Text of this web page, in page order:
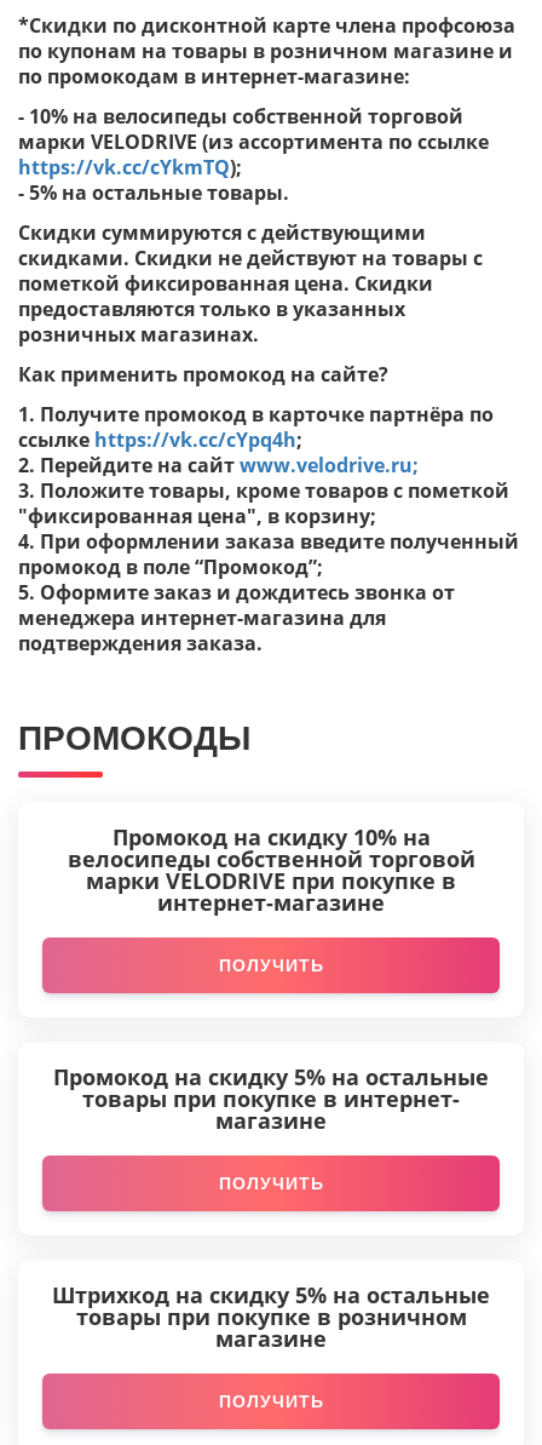
*Скидки по дисконтной карте члена профсоюза
по купонам на товары в розничном магазине и
по промокодам в интернет-магазине:
- 10% на велосипеды собственной торговой
марки VELODRIVE (из ассортимента по ссылке
https://vk.cc/cYkmTQ);
- 5% на остальные товары.
Скидки суммируются с действующими
скидками. Скидки не действуют на товары с
пометкой фиксированная цена. Скидки
предоставляются только в указанных
розничных магазинах.
Как применить промокод на сайте?
1. Получите промокод в карточке партнёра по
ссылке https://vk.cc/cYpq4h;
2. Перейдите на сайтwww.velodrive.ru;
3. Положите товары, кроме товаров с пометкой
"фиксированная цена", в корзину;
4. При оформлении заказа введите полученный
промокод в поле “Промокод”;
5. Оформите заказ и дождитесь звонка от
менеджера интернет-магазина для
подтверждения заказа.
ПРОМОКОДЫ
Промокод на скидку 10% на
велосипеды собственной торговой
марки VELODRIVE при покупке в
интернет-магазине
ПОЛУЧИТЬ
Промокод на скидку 5% на остальные
товары при покупке в интернет-
магазине
ПОЛУЧИТЬ
Штрихкод на скидку 5% на остальные
товары при покупке в розничном
магазине
ПОЛУЧИТЬ